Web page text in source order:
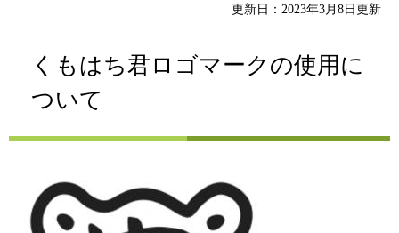
更新日：2023年3月8日更新
くもはち君ロゴマークの使用に
ついて